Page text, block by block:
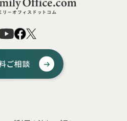
ご相談